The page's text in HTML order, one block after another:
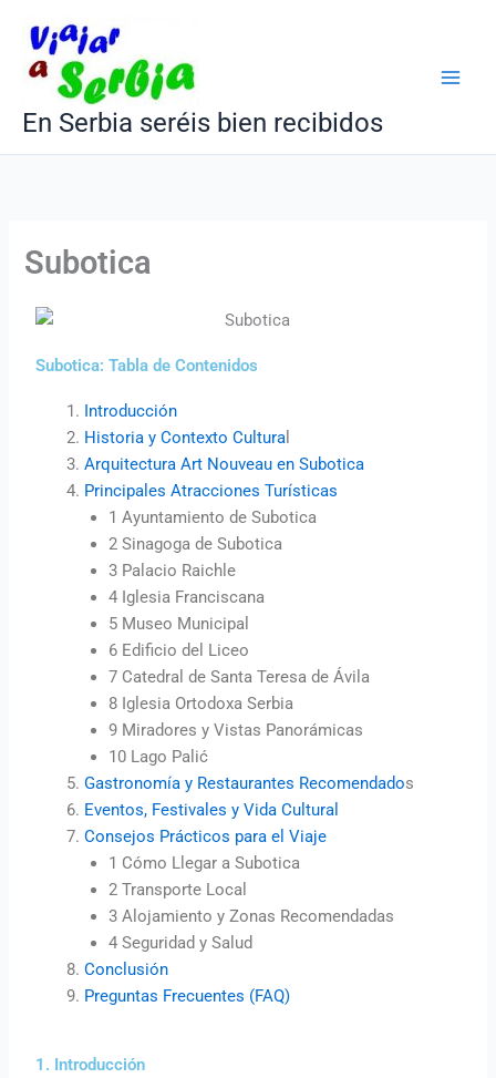
contenido
En Serbia seréis bien recibidos
Subotica
Subotica: Tabla de Contenidos
Introducción
Historia y Contexto Cultura
Arquitectura Art Nouveau en Subotica
Principales Atracciones Turísticas
1 Ayuntamiento de Subotica
2 Sinagoga de Subotica
3 Palacio Raichle
4 Iglesia Franciscana
5 Museo Municipal
6 Edificio del Liceo
7 Catedral de Santa Teresa de Ávila
8 Iglesia Ortodoxa Serbia
9 Miradores y Vistas Panorámicas
10 Lago Palić
Gastronomía y Restaurantes Recomendados
Eventos, Festivales y Vida Cultural
Consejos Prácticos para el Viaje
1 Cómo Llegar a Subotica
2 Transporte Local
3 Alojamiento y Zonas Recomendadas
4 Seguridad y Salud
Conclusión
Preguntas Frecuentes (FAQ)
1. Introducción